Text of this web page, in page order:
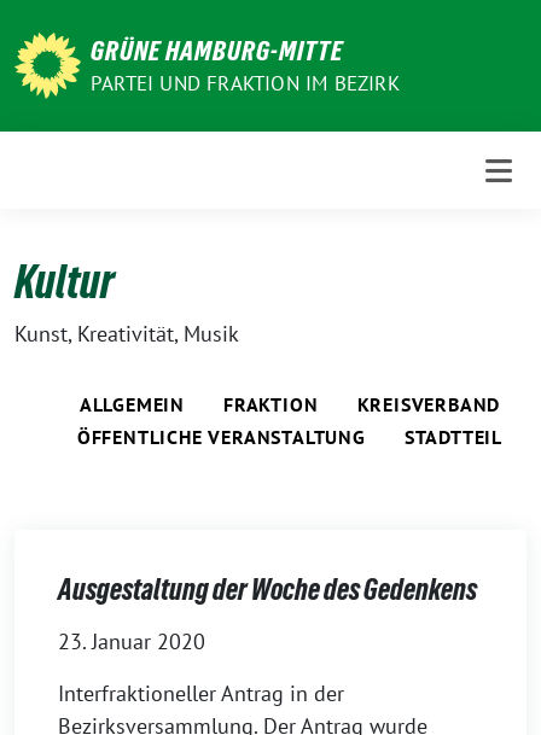
zum
Inhalt
GRÜNE HAMBURG-MITTE
PARTEI UND FRAKTION IM BEZIRK
Kultur
Kunst, Kreativität, Musik
ALLGEMEIN FRAKTION
KREISVERBAND
ÖFFENTLICHE VERANSTALTUNG
STADTTEIL
Ausgestaltung der Woche des Gedenkens
23. Januar 2020
Interfraktioneller Antrag in der
Bezirksversammlung. Der Antrag wurde